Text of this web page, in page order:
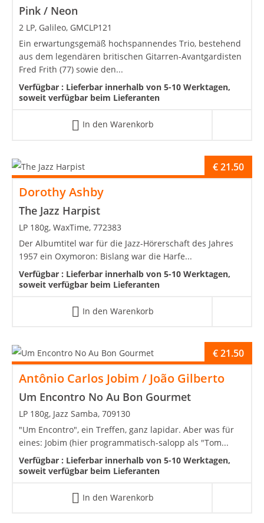
Pink / Neon
2 LP, Galileo, GMCLP121
Ein erwartungsgemäß hochspannendes Trio, bestehend
aus dem legendären britischen Gitarren-Avantgardisten
Fred Frith (77) sowie den...
Verfügbar : Lieferbar innerhalb von 5-10 Werktagen,
soweit verfügbar beim Lieferanten
In den Warenkorb
Dorothy Ashby
The Jazz Harpist
€21.50
LP 180g, WaxTime, 772383
Der Albumtitel war für die Jazz-Hörerschaft des Jahres
1957 ein Oxymoron: Bislang war die Harfe...
Verfügbar : Lieferbar innerhalb von 5-10 Werktagen,
soweit verfügbar beim Lieferanten
In den Warenkorb
Antônio Carlos Jobim / João Gilberto
Um Encontro No Au Bon Gourmet
€21.50
LP 180g, Jazz Samba, 709130
"Um Encontro", ein Treffen, ganz lapidar. Aber was für
eines: Jobim (hier programmatisch-salopp als "Tom...
Verfügbar : Lieferbar innerhalb von 5-10 Werktagen,
soweit verfügbar beim Lieferanten
In den Warenkorb